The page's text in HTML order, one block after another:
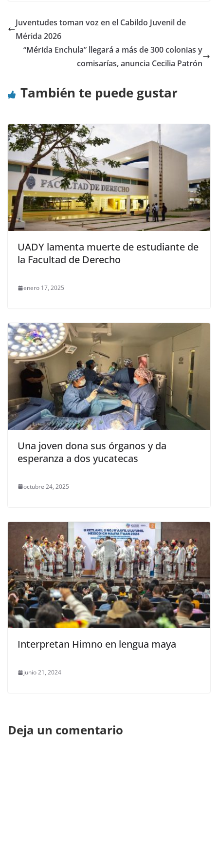
Juventudes toman voz en el Cabildo Juvenil de
Mérida 2026
“Mérida Enchula” llegará a más de 300 colonias y
comisarías, anuncia Cecilia Patrón
También te puede gustar
UADY lamenta muerte de estudiante de
la Facultad de Derecho
enero 17, 2025
Una joven dona sus órganos y da
esperanza a dos yucatecas
octubre 24, 2025
Interpretan Himno en lengua maya
junio 21, 2024
Deja un comentario